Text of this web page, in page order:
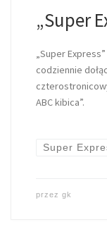
„Super
„Super
codziennie
ABC kibica”.
Super
przez gk